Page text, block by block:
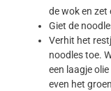
de wok en zet
Giet de
Verhit het
noodles toe.
een laagje
even het